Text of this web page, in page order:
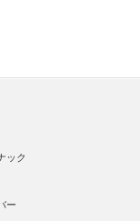
ック
ー